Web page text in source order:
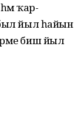
ҡар-
был йыл һайын
биш йыл